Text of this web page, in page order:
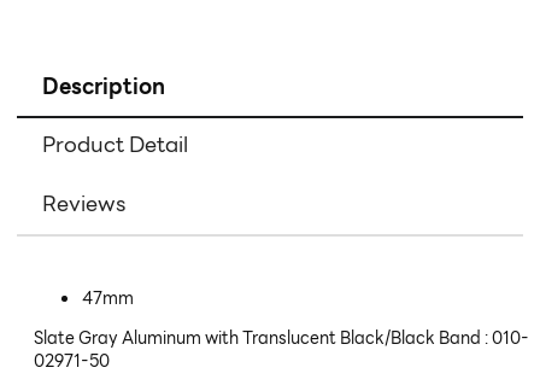
Description
Product Detail
Reviews
47mm
Slate Gray Aluminum with Translucent Black/Black Band : 010-
02971-50